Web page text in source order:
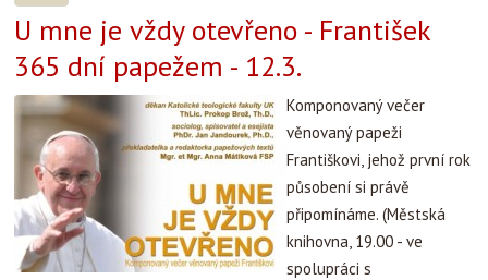
U mne je vždy otevřeno - František
365 dní papežem - 12.3.
Komponovaný večer
věnovaný papeži
Františkovi, jehož první rok
působení si právě
připomínáme. (Městská
knihovna, 19.00 - ve
spolupráci s